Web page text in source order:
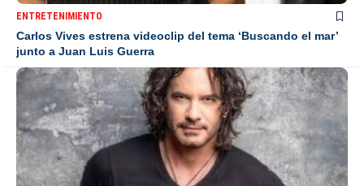
ENTRETENIMIENTO
Carlos Vives estrena videoclip del tema ‘Buscando el mar’
junto a Juan Luis Guerra